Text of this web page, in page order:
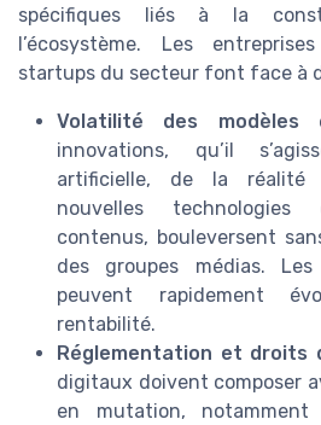
spécifiques liés à la
l’écosystème. Les
startups du secteur font face à
Volatilité des modèles
innovations, qu’il
artificielle, de la réalité
nouvelles
contenus, bouleversent
des groupes médias.
peuvent rapidement
rentabilité.
Réglementation et droits
digitaux doivent composer
en mutation,